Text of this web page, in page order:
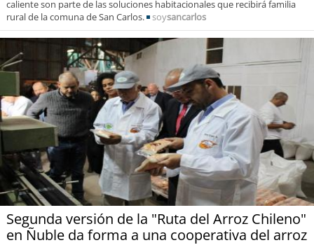
caliente son parte de las soluciones habitacionales que recibirá familia
rural de la comuna de San Carlos.
soysancarlos
Segunda versión de la "Ruta del Arroz Chileno"
en Ñuble da forma a una cooperativa del arroz